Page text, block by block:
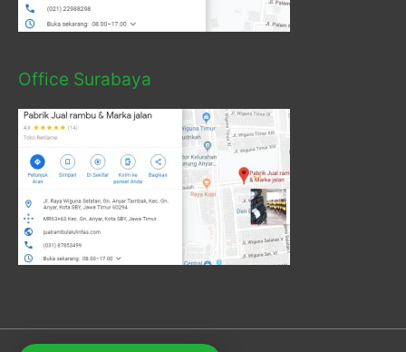
Office Surabaya